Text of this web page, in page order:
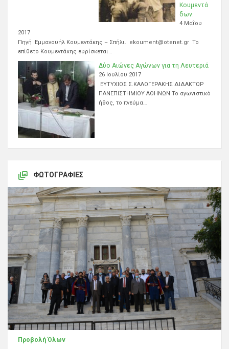
Κουμεντά
δων.
4 Μαΐου
2017
Πηγή Εμμανουήλ Κουμεντάκης – Σπήλι. ekoument@otenet.gr Το
επίθετο Κουμεντάκης ευρίσκεται…
Δύο Αιώνες Αγώνων για τη Λευτεριά
26 Ιουλίου 2017
ΕΥΤΥΧΙΟΣ Σ.ΚΑΛΟΓΕΡΑΚΗΣ ΔΙΔΑΚΤΩΡ
ΠΑΝΕΠΙΣΤΗΜΙΟΥ ΑΘΗΝΩΝ Το αγωνιστικό
ήθος, το πνεύμα…
ΦΩΤΟΓΡΑΦΊΕΣ
Προβολή Όλων